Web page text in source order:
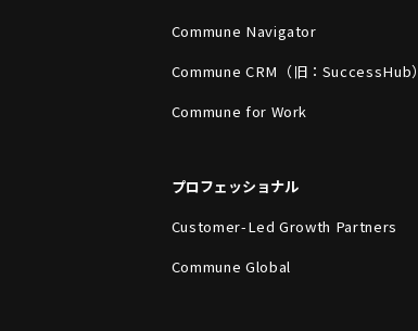
Commune Navigator
Commune CRM（旧：SuccessHub）
Commune for Work
プロフェッショナル
Customer-Led Growth Partners
Commune Global